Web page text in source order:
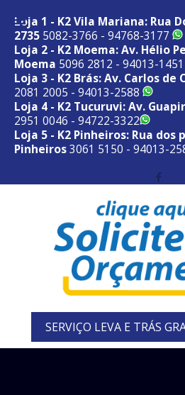
Loja 1 - K2 Vila Mariana: Rua
2735 5082-3766 - 94768-3177
Loja 2 - K2 Moema: Av. Hélio
Moema 5096 2812 - 94013-1451
Loja 3 - K2 Brás: Av. Carlos de
2081 2005 - 94013-2588
Loja 4 - K2 Tucuruvi: Av.
2951 0046 - 94722-3322
Loja 5 - K2 Pinheiros: Rua dos
Pinheiros3061 5150 - 94013-
SERVIÇO LEVA E TRÁS